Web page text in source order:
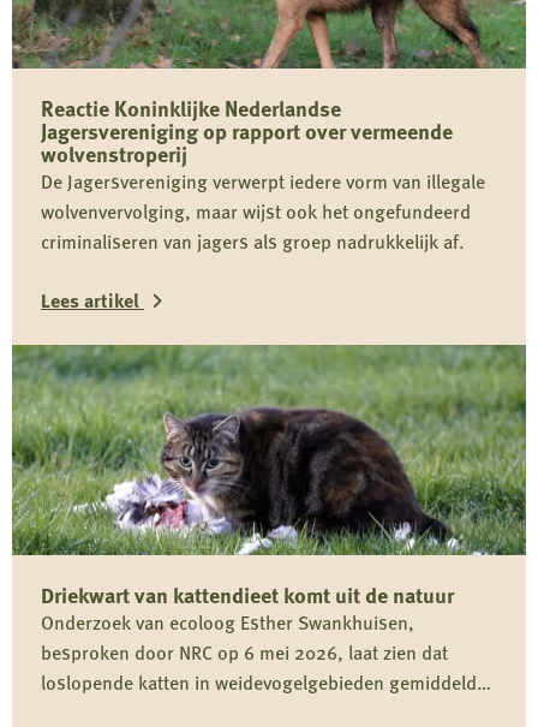
Reactie Koninklijke Nederlandse
Jagersvereniging op rapport over vermeende
wolvenstroperij
De Jagersvereniging verwerpt iedere vorm van illegale
wolvenvervolging, maar wijst ook het ongefundeerd
criminaliseren van jagers als groep nadrukkelijk af.
Lees artikel
Lees
meer
over
Reactie
Koninklijke
Nederlandse
Jagersvereniging
rapport
over
vermeende
Driekwart van kattendieet komt uit de natuur
Onderzoek van ecoloog Esther Swankhuisen,
besproken door NRC op 6 mei 2026, laat zien dat
loslopende katten in weidevogelgebieden gemiddeld